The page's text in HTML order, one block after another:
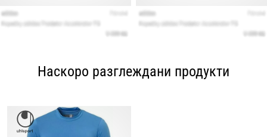
Наскоро разглеждани продукти